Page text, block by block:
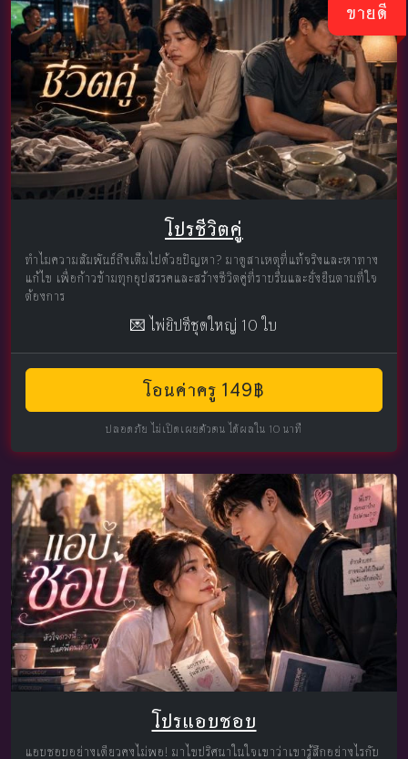
ขายดี
โปรชีวิตคู่
ทำไมความสัมพันธ์ถึงเต็มไปด้วยปัญหา? มาดูสาเหตุที่แท้จริงและหาทาง
แก้ไข เพื่อก้าวข้ามทุกอุปสรรคและสร้างชีวิตคู่ที่ราบรื่นและยั่งยืนตามที่ใจ
ต้องการ
💌 ไพ่ยิปซีชุดใหญ่ 10 ใบ
โอนค่าครู 149฿
ปลอดภัย ไม่เปิดเผยตัวตน ได้ผลใน 10 นาที
โปรแอบชอบ
แอบชอบอย่างเดียวคงไม่พอ! มาไขปริศนาในใจเขาว่าเขารู้สึกอย่างไรกับ